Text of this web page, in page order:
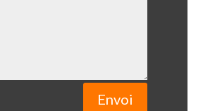
Envoi